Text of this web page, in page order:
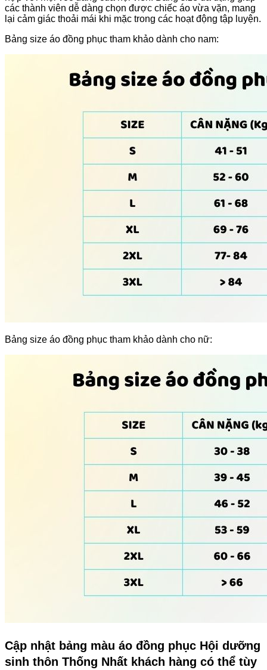
các thành viên dễ dàng chọn được chiếc áo vừa vặn, mang
lại cảm giác thoải mái khi mặc trong các hoạt động tập luyện.
Bảng size áo đồng phục tham khảo dành cho nam:
Bảng size áo đồng phục tham khảo dành cho nữ:
Cập nhật bảng màu áo đồng phục Hội dưỡng
sinh thôn Thống Nhất khách hàng có thể tùy